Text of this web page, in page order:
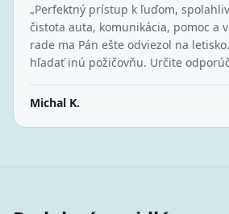
„Perfektný prístup k ľuďom,
čistota auta, komunikácia, pomoc a
rade ma Pán ešte odviezol na
hľadať inú požičovňu. Určite
Michal K.